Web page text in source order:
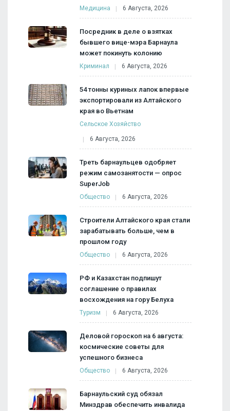
Медицина 6 Августа, 2026
Посредник в деле о взятках
бывшего вице-мэра Барнаула
может покинуть колонию
Криминал 6 Августа, 2026
54 тонны куриных лапок впервые
экспортировали из Алтайского
края во Вьетнам
Сельское Хозяйство
6 Августа, 2026
Треть барнаульцев одобряет
режим самозанятости — опрос
SuperJob
Общество 6 Августа, 2026
Строители Алтайского края стали
зарабатывать больше, чем в
прошлом году
Общество 6 Августа, 2026
РФ и Казахстан подпишут
соглашение о правилах
восхождения на гору Белуха
Туризм 6 Августа, 2026
Деловой гороскоп на 6 августа:
космические советы для
успешного бизнеса
Общество 6 Августа, 2026
Барнаульский суд обязал
Минздрав обеспечить инвалида